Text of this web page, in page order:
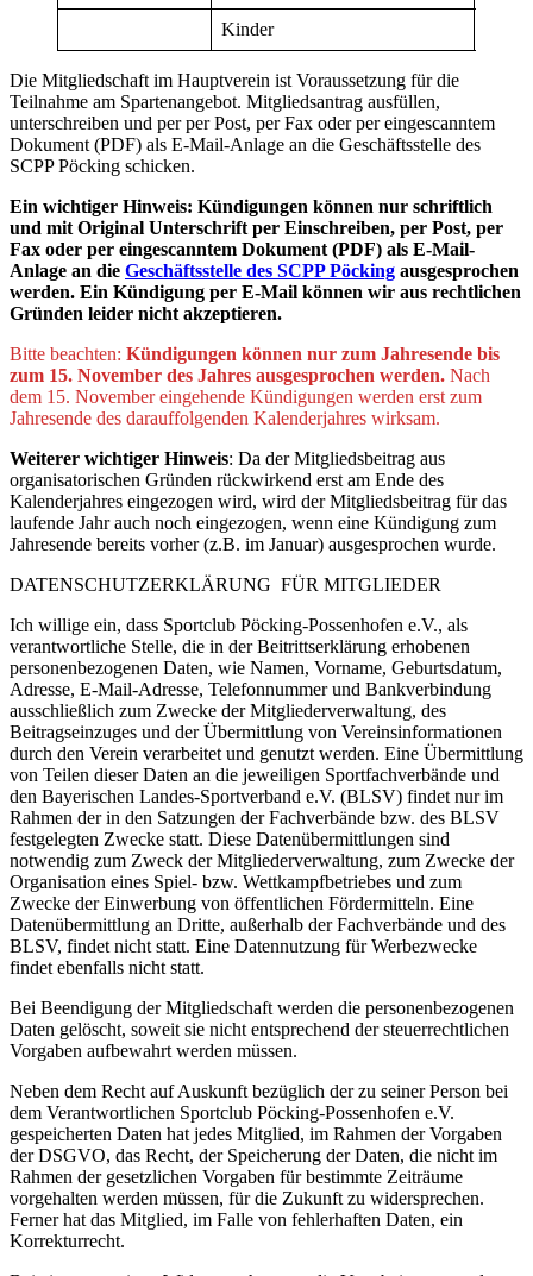
Kinder
Die Mitgliedschaft im Hauptverein ist Voraussetzung für die
Teilnahme am Spartenangebot. Mitgliedsantrag ausfüllen,
unterschreiben und per per Post, per Fax oder per eingescanntem
Dokument (PDF) als E-Mail-Anlage an die Geschäftsstelle des
SCPP Pöcking schicken.
Ein wichtiger Hinweis: Kündigungen können nur schriftlich
und mit Original Unterschrift per Einschreiben, per Post, per
Fax oder per eingescanntem Dokument (PDF) als E-Mail-
Anlage an die Geschäftsstelle des SCPP Pöcking ausgesprochen
werden. Ein Kündigung per E-Mail können wir aus rechtlichen
Gründen leider nicht akzeptieren.
Bitte beachten: Kündigungen können nur zum Jahresende bis
zum 15. November des Jahres ausgesprochen werden. Nach
dem 15. November eingehende Kündigungen werden erst zum
Jahresende des darauffolgenden Kalenderjahres wirksam.
Weiterer wichtiger Hinweis: Da der Mitgliedsbeitrag aus
organisatorischen Gründen rückwirkend erst am Ende des
Kalenderjahres eingezogen wird, wird der Mitgliedsbeitrag für das
laufende Jahr auch noch eingezogen, wenn eine Kündigung zum
Jahresende bereits vorher (z.B. im Januar) ausgesprochen wurde.
DATENSCHUTZERKLÄRUNG FÜR MITGLIEDER
Ich willige ein, dass Sportclub Pöcking-Possenhofen e.V., als
verantwortliche Stelle, die in der Beitrittserklärung erhobenen
personenbezogenen Daten, wie Namen, Vorname, Geburtsdatum,
Adresse, E-Mail-Adresse, Telefonnummer und Bankverbindung
ausschließlich zum Zwecke der Mitgliederverwaltung, des
Beitragseinzuges und der Übermittlung von Vereinsinformationen
durch den Verein verarbeitet und genutzt werden. Eine Übermittlung
von Teilen dieser Daten an die jeweiligen Sportfachverbände und
den Bayerischen Landes-Sportverband e.V. (BLSV) findet nur im
Rahmen der in den Satzungen der Fachverbände bzw. des BLSV
festgelegten Zwecke statt. Diese Datenübermittlungen sind
notwendig zum Zweck der Mitgliederverwaltung, zum Zwecke der
Organisation eines Spiel- bzw. Wettkampfbetriebes und zum
Zwecke der Einwerbung von öffentlichen Fördermitteln. Eine
Datenübermittlung an Dritte, außerhalb der Fachverbände und des
BLSV, findet nicht statt. Eine Datennutzung für Werbezwecke
findet ebenfalls nicht statt.
Bei Beendigung der Mitgliedschaft werden die personenbezogenen
Daten gelöscht, soweit sie nicht entsprechend der steuerrechtlichen
Vorgaben aufbewahrt werden müssen.
Neben dem Recht auf Auskunft bezüglich der zu seiner Person bei
dem Verantwortlichen Sportclub Pöcking-Possenhofen e.V.
gespeicherten Daten hat jedes Mitglied, im Rahmen der Vorgaben
der DSGVO, das Recht, der Speicherung der Daten, die nicht im
Rahmen der gesetzlichen Vorgaben für bestimmte Zeiträume
vorgehalten werden müssen, für die Zukunft zu widersprechen.
Ferner hat das Mitglied, im Falle von fehlerhaften Daten, ein
Korrekturrecht.